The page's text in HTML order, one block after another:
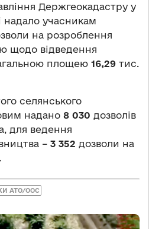
Держгеокадастру у
надало учасникам
на розроблення
щодо відведення
площею 16,29 тис.
селянського
надано 8 030 дозволів
для ведення
– 3 352 дозволи на
АТО/ООС